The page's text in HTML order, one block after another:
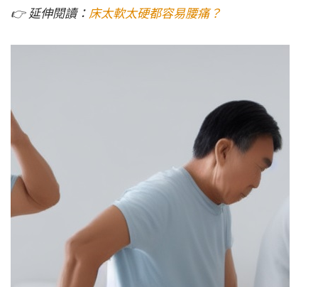
👉 延伸閱讀： 床太軟太硬都容易腰痛？